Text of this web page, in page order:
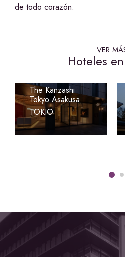
de todo corazón.
VER
Hoteles
The Kanzashi
Tokyo Asakusa
TOKIO